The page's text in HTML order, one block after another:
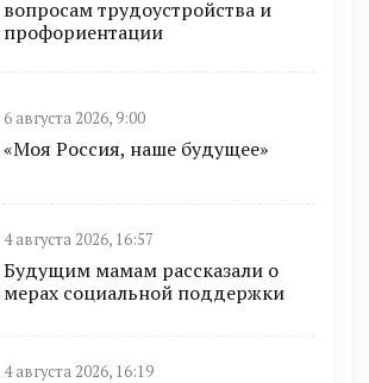
вопросам трудоустройства и
профориентации
6 августа 2026, 9:00
«Моя Россия, наше будущее»
4 августа 2026, 16:57
Будущим мамам рассказали о
мерах социальной поддержки
4 августа 2026, 16:19